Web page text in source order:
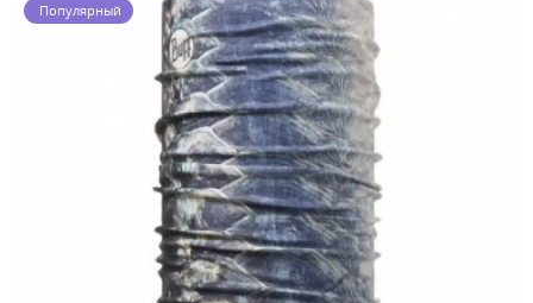
Популярный